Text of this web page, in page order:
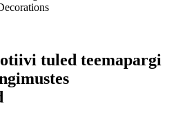
tuled teemapargi